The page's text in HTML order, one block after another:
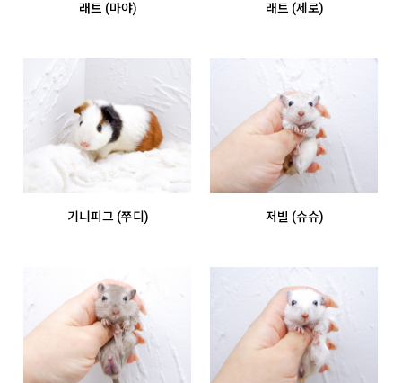
래트 (마야) 래트 (제로)
기니피그 (쭈디) 저빌 (슈슈)